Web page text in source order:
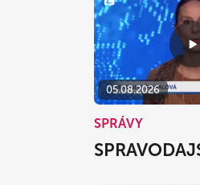
05.08.2026
SPRÁVY